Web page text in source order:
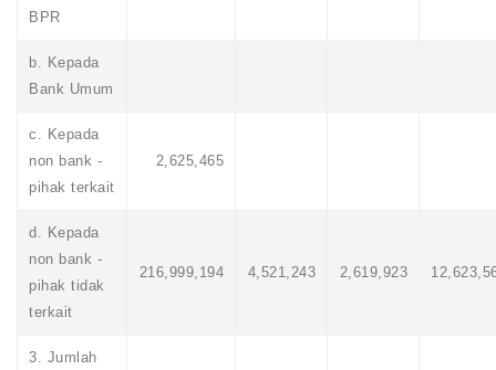
BPR
b. Kepada
Bank Umum
c. Kepada
non bank -
pihak terkait
2,625,465
d. Kepada
non bank -
pihak tidak
terkait
216,999,194 4,521,243 2,619,923
3. Jumlah